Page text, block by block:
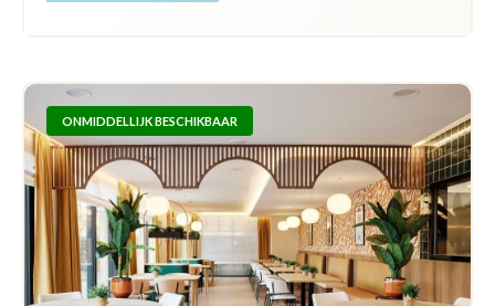
ONMIDDELLIJK BESCHIKBAAR